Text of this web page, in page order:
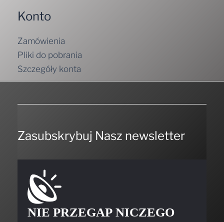
Konto
Zamówienia
Pliki do pobrania
Szczegóły konta
Zasubskrybuj Nasz newsletter
NIE PRZEGAP NICZEGO